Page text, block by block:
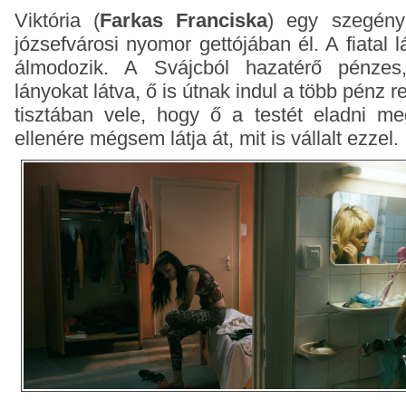
Viktória (Farkas Franciska) egy
józsefvárosi nyomor gettójában él. A fiatal
álmodozik. A Svájcból hazatérő
lányokat látva, ő is útnak indul a több pénz
tisztában vele, hogy ő a testét eladni
ellenére mégsem látja át, mit is vállalt ezzel.